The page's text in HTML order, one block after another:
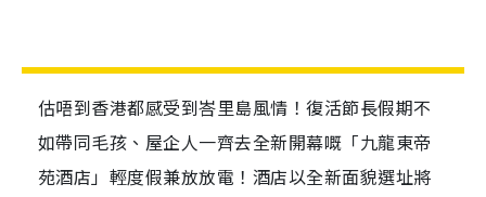
估唔到香港都感受到峇里島風情！復活節長假期不
如帶同毛孩、屋企人一齊去全新開幕嘅「九龍東帝
苑酒店」輕度假兼放放電！酒店以全新面貌選址將